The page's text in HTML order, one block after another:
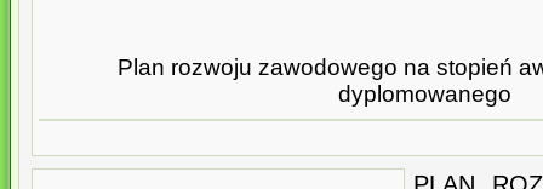
Plan rozwoju zawodowego na stopień
dyplomowanego